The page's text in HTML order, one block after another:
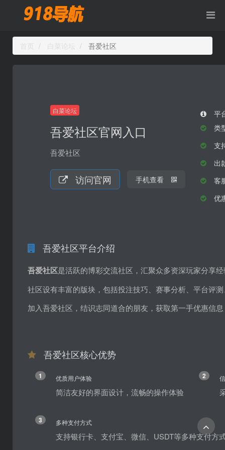
白菜论坛 吾爱社区
白菜论坛
吾爱社区官网入口
吾爱社区
访问官网 手机查看
平
类
支
出
客
优
吾爱社区平台介绍
吾爱社区是活跃的博彩交流社区，汇聚众多资深玩家分享
社区设有丰富的版块，包括投注技巧、赛事分析、平台评
加入吾爱社区，结识志同道合的朋友，获取第一手优惠信
吾爱社区核心优势
1 优质用户体验
简洁友好的界面设计，流畅的操作体验
2
3 多种支付方式
支持银行卡、支付宝、微信、USDT等多种支付方